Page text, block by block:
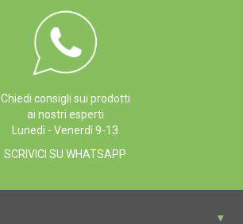
Chiedi consigli sui prodotti
ai nostri esperti
Lunedì - Venerdì 9-13
SCRIVICI SU WHATSAPP